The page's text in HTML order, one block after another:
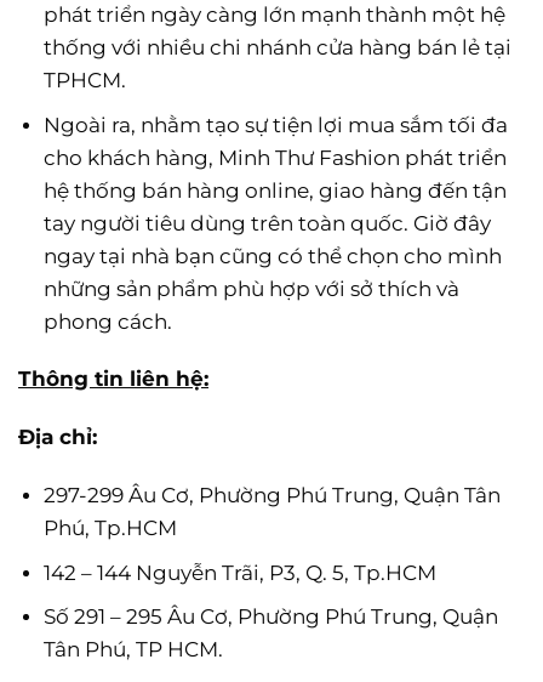
phát triển ngày càng lớn mạnh thành một hệ
thống với nhiều chi nhánh cửa hàng bán lẻ tại
TPHCM.
Ngoài ra, nhằm tạo sự tiện lợi mua sắm tối đa
cho khách hàng, Minh Thư Fashion phát triển
hệ thống bán hàng online, giao hàng đến tận
tay người tiêu dùng trên toàn quốc. Giờ đây
ngay tại nhà bạn cũng có thể chọn cho mình
những sản phẩm phù hợp với sở thích và
phong cách.
Thông tin liên hệ:
Địa chỉ:
297-299 Âu Cơ, Phường Phú Trung, Quận Tân
Phú, Tp.HCM
142 – 144 Nguyễn Trãi, P3, Q. 5, Tp.HCM
Số 291 – 295 Âu Cơ, Phường Phú Trung, Quận
Tân Phú, TP HCM.